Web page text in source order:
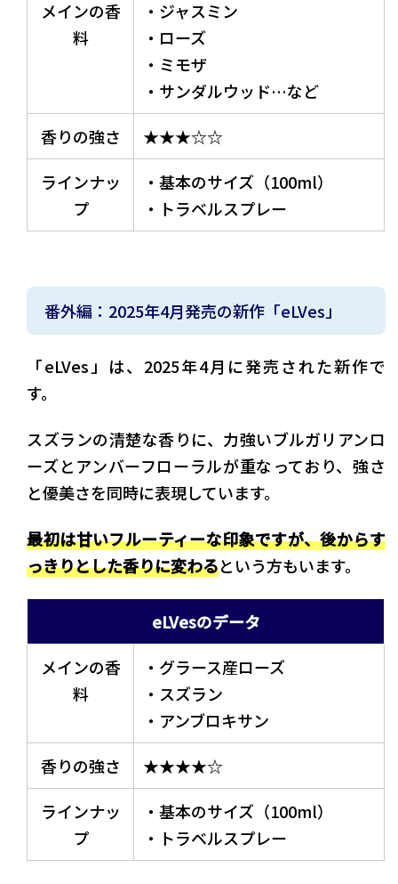
メインの香
料
・ジャスミン
・ローズ
・ミモザ
・サンダルウッド…など
香りの強さ
★★★☆☆
ラインナッ
プ
・基本のサイズ（100ml）
・トラベルスプレー
番外編：2025年4月発売の新作「eLVes」
「eLVes」は、2025年4月に発売された新作で
す。
スズランの清楚な香りに、力強いブルガリアンロ
ーズとアンバーフローラルが重なっており、強さ
と優美さを同時に表現しています。
最初は甘いフルーティーな印象ですが、後からす
っきりとした香りに変わるという方もいます。
eLVesのデータ
メインの香
料
・グラース産ローズ
・スズラン
・アンブロキサン
香りの強さ
★★★★☆
ラインナッ
プ
・基本のサイズ（100ml）
・トラベルスプレー